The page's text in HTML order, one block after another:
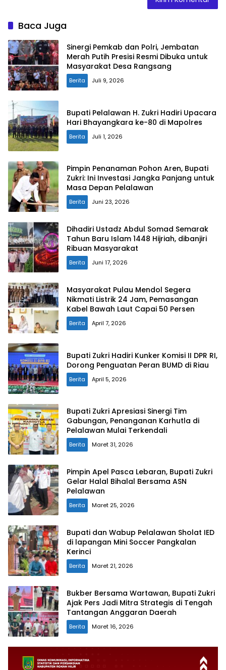
Baca Juga
Sinergi Pemkab dan Polri, Jembatan
Merah Putih Presisi Resmi Dibuka untuk
Masyarakat Desa Rangsang
Berita Juli 9, 2026
Bupati Pelalawan H. Zukri Hadiri Upacara
Hari Bhayangkara ke-80 di Mapolres
Berita Juli 1, 2026
Pimpin Penanaman Pohon Aren, Bupati
Zukri: Ini Investasi Jangka Panjang untuk
Masa Depan Pelalawan
Berita Juni 23, 2026
Dihadiri Ustadz Abdul Somad Semarak
Tahun Baru Islam 1448 Hijriah, dibanjiri
Ribuan Masyarakat
Berita Juni 17, 2026
Masyarakat Pulau Mendol Segera
Nikmati Listrik 24 Jam, Pemasangan
Kabel Bawah Laut Capai 50 Persen
Berita April 7, 2026
Bupati Zukri Hadiri Kunker Komisi II DPR RI,
Dorong Penguatan Peran BUMD di Riau
Berita April 5, 2026
Bupati Zukri Apresiasi Sinergi Tim
Gabungan, Penanganan Karhutla di
Pelalawan Mulai Terkendali
Berita Maret 31, 2026
Pimpin Apel Pasca Lebaran, Bupati Zukri
Gelar Halal Bihalal Bersama ASN
Pelalawan
Berita Maret 25, 2026
Bupati dan Wabup Pelalawan Sholat IED
di lapangan Mini Soccer Pangkalan
Kerinci
Berita Maret 21, 2026
Bukber Bersama Wartawan, Bupati Zukri
Ajak Pers Jadi Mitra Strategis di Tengah
Tantangan Anggaran Daerah
Berita Maret 16, 2026